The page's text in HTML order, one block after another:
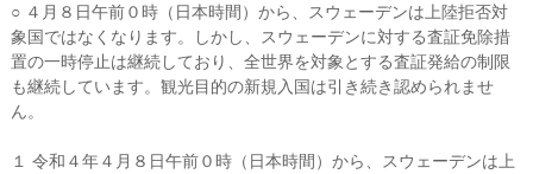
○ ４月８日午前０時（日本時間）から、スウェーデンは上陸拒否対
象国ではなくなります。しかし、スウェーデンに対する査証免除措
置の一時停止は継続しており、全世界を対象とする査証発給の制限
も継続しています。観光目的の新規入国は引き続き認められませ
ん。
１ 令和４年４月８日午前０時（日本時間）から、スウェーデンは上